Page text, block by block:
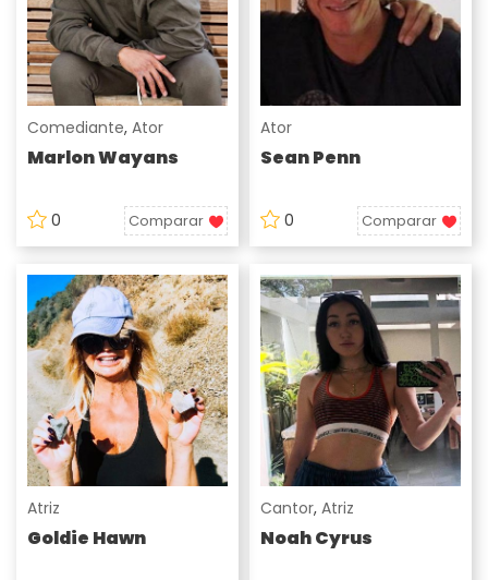
Comediante, Ator
Marlon Wayans
0 Comparar
Ator
Sean Penn
0 Comparar
Atriz
Goldie Hawn
Cantor, Atriz
Noah Cyrus